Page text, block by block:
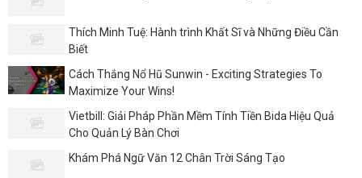
Thích Minh Tuệ: Hành trình Khất Sĩ và Những Điều Cần
Biết
Cách Thắng Nổ Hũ Sunwin - Exciting Strategies To
Maximize Your Wins!
Vietbill: Giải Pháp Phần Mềm Tính Tiền Bida Hiệu Quả
Cho Quản Lý Bàn Chơi
Khám Phá Ngữ Văn 12 Chân Trời Sáng Tạo